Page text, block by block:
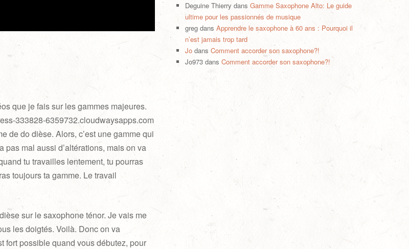
que je fais sur les gammes majeures.
333828-6359732.cloudwaysapps.com
de do dièse. Alors, c’est une gamme qui
mal aussi d’altérations, mais on va
tu travailles lentement, tu pourras
toujours ta gamme. Le travail
sur le saxophone ténor. Je vais me
les doigtés. Voilà. Donc on va
fort possible quand vous débutez, pour
Deguine Thierry dansGamme Saxophone Alto: Le guide
ultime pour les passionnés de musique
greg dansApprendre le saxophone à 60 ans : Pourquoi il
n’est jamais trop tard
Jo dansComment accorder son saxophone?!
Jo973 dansComment accorder son saxophone?!